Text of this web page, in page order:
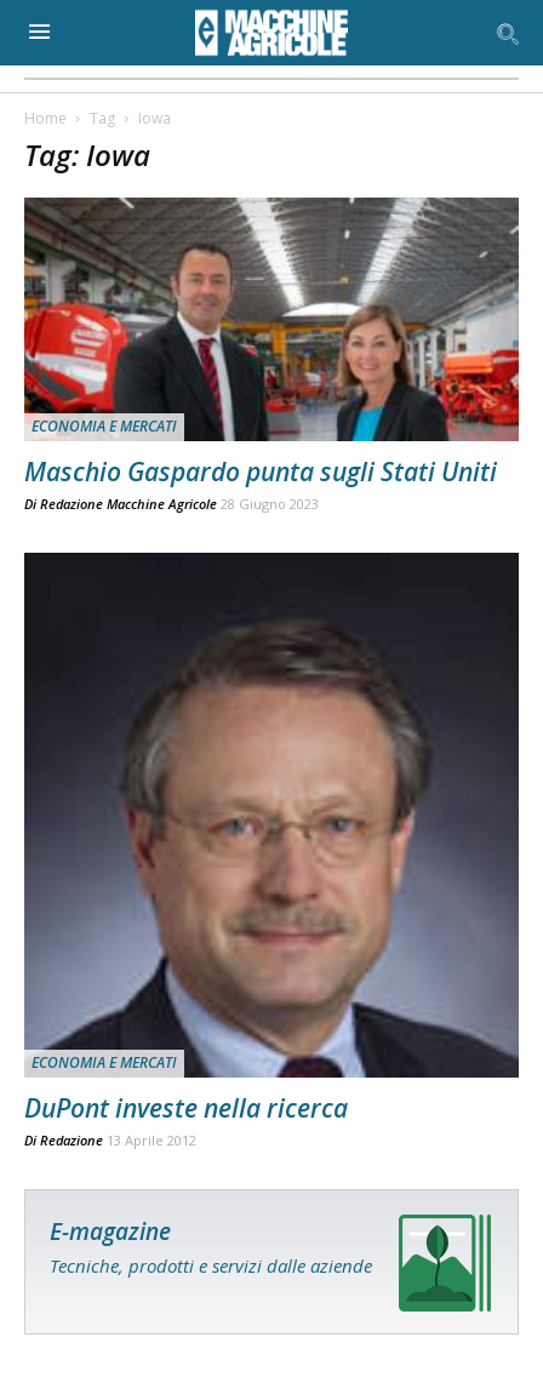
Home Tag Iowa
Tag: Iowa
ECONOMIA E MERCATI
Maschio Gaspardo punta sugli Stati Uniti
Di Redazione Macchine Agricole 28 Giugno 2023
ECONOMIA E MERCATI
DuPont investe nella ricerca
Di Redazione 13 Aprile 2012
E-magazine
Tecniche, prodotti e servizi dalle aziende